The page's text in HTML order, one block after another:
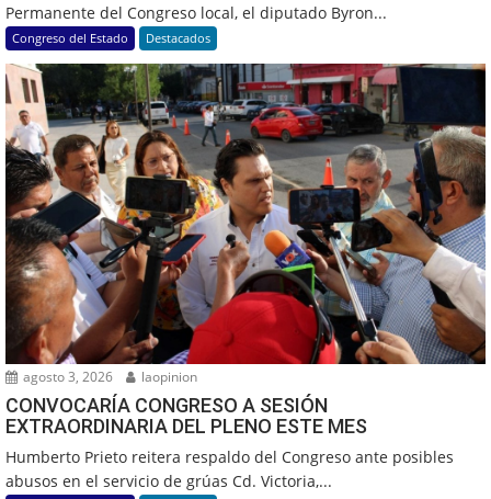
Permanente del Congreso local, el diputado Byron...
Congreso del Estado Destacados
agosto 3, 2026 laopinion
CONVOCARÍA CONGRESO A SESIÓN
EXTRAORDINARIA DEL PLENO ESTE MES
Humberto Prieto reitera respaldo del Congreso ante posibles
abusos en el servicio de grúas Cd. Victoria,...